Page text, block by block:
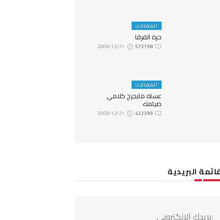
المقالات
حرة الفرقا
572798
المقالات
عساه مايجرح كلامي
صيامك
422399
البريدية
:بريدك الالكتروني